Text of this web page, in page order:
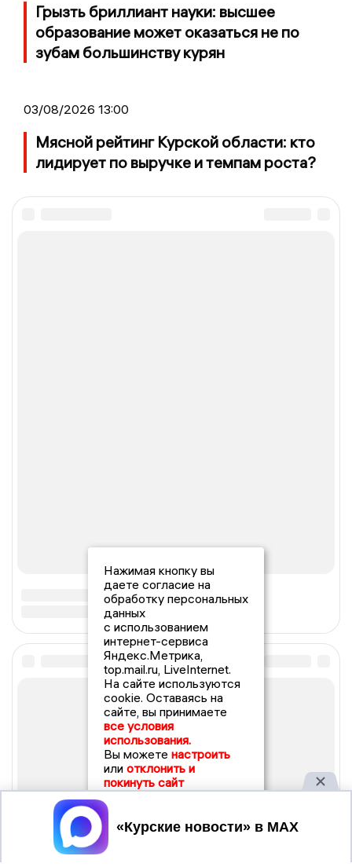
Грызть бриллиант науки: высшее
образование может оказаться не по
зубам большинству курян
03/08/2026 13:00
Мясной рейтинг Курской области: кто
лидирует по выручке и темпам роста?
Нажимая кнопку вы
даете согласие на
обработку персональных
данных
с использованием
интернет-сервиса
Яндекс.Метрика,
top.mail.ru, LiveInternet.
На сайте используются
cookie. Оставаясь на
сайте, вы принимаете
все условия
использования.
Вы можете настроить
или отклонить и
покинуть сайт
Принять